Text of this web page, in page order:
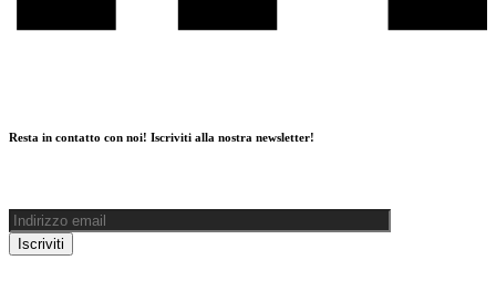
Resta in contatto con noi! Iscriviti alla nostra newsletter!